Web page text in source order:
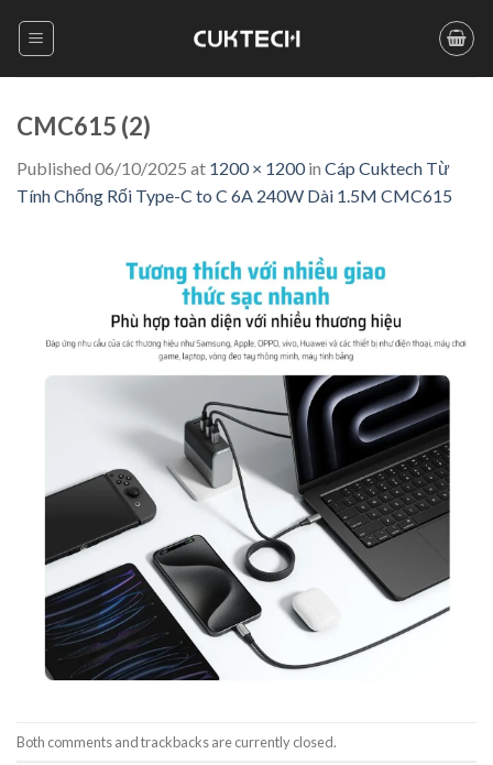
CMC615 (2)
Published 06/10/2025 at 1200 × 1200in Cáp Cuktech Từ
Tính Chống Rối Type-C to C 6A 240W Dài 1.5M CMC615
Both comments and trackbacks are currently closed.